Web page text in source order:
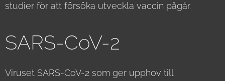
studier för att försöka utveckla vaccin pågår.
SARS-CoV-2
Viruset SARS-CoV-2 som ger upphov till